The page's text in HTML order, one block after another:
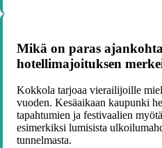
Mikä on paras
hotellimajoituksen
Kokkola tarjoaa vierailijoille
vuoden. Kesäaikaan kaupunki
tapahtumien ja festivaalien
esimerkiksi lumisista
tunnelmasta.